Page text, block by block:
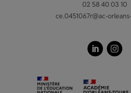
02 58 40 03 10
ce.0451067r@ac-